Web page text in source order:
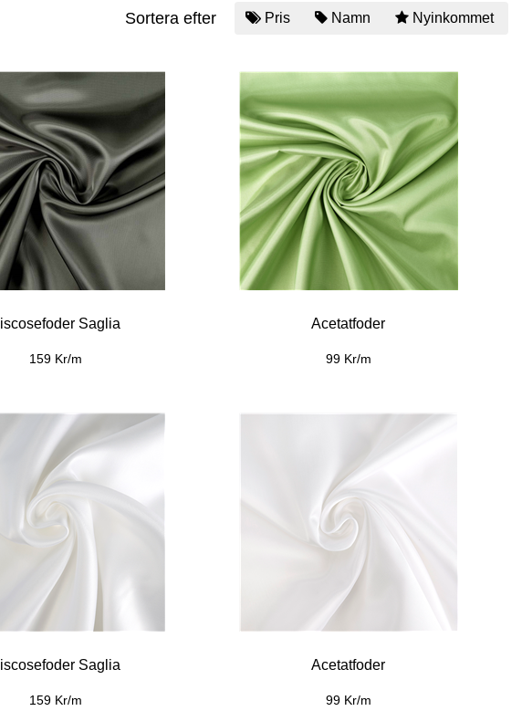
Sortera efter Pris Namn Nyinkommet
Saglia
159 Kr/m
Acetatfoder
99 Kr/m
Saglia
159 Kr/m
Acetatfoder
99 Kr/m